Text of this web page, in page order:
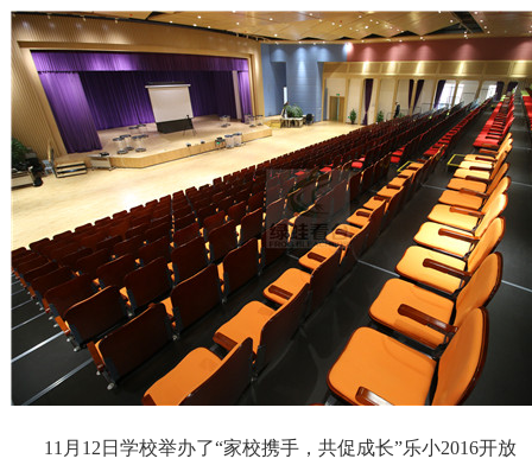
11月12日学校举办了“家校携手，共促成长”乐小2016开放